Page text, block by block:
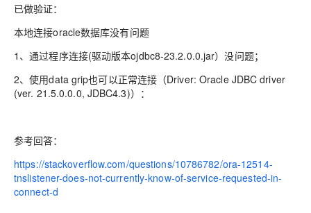
已做验证：
本地连接oracle数据库没有问题
1、通过程序连接(驱动版本ojdbc8-23.2.0.0.jar）没问题；
2、使用data grip也可以正常连接（Driver: Oracle JDBC driver
(ver. 21.5.0.0.0, JDBC4.3)）：
参考回答：
https://stackoverflow.com/questions/10786782/ora-12514-
tnslistener-does-not-currently-know-of-service-requested-in-
connect-d